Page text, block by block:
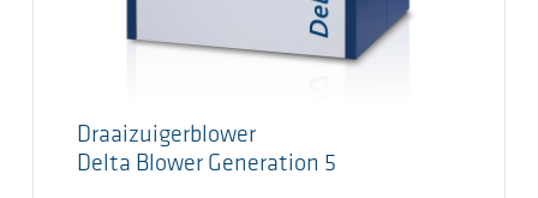
Draaizuigerblower
Delta Blower Generation 5